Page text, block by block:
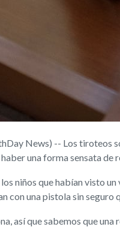
News) -- Los tiroteos
una forma sensata
niños que habían visto
con una pistola sin seguro
así que sabemos que